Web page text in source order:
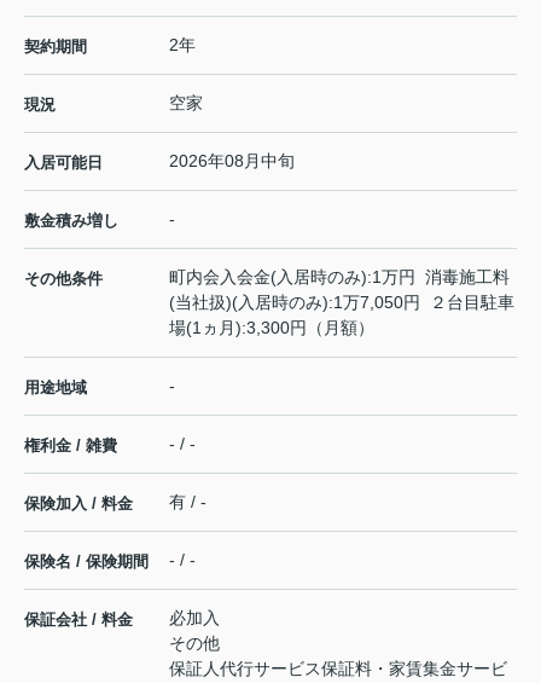
契約期間 2年
現況 空家
入居可能日 2026年08月中旬
敷金積み増し -
その他条件
町内会入会金(入居時のみ):1万円 消毒施工料
(当社扱)(入居時のみ):1万7,050円 ２台目駐車
場(1ヵ月):3,300円（月額）
用途地域 -
権利金 / 雑費 - / -
保険加入 / 料金 有 / -
保険名 / 保険期間 - / -
保証会社 / 料金
必加入
その他
保証人代行サービス保証料・家賃集金サービ